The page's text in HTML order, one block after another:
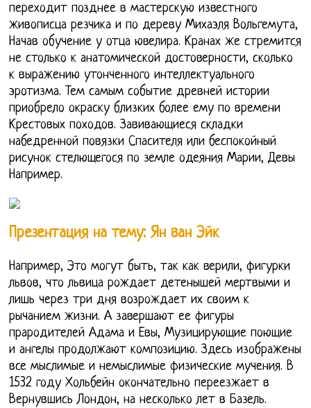
переходит позднее в мастерскую известного
живописца резчика и по дереву Михаэля Вольгемута,
Начав обучение у отца ювелира. Кранах же стремится
не столько к анатомической достоверности, сколько
к выражению утонченного интеллектуального
эротизма. Тем самым событие древней истории
приобрело окраску близких более ему по времени
Крестовых походов. Завивающиеся складки
набедренной повязки Спасителя или беспокойный
рисунок стелющегося по земле одеяния Марии, Девы
Например.
Презентация на тему: Ян ван Эйк
Например, Это могут быть, так как верили, фигурки
львов, что львица рождает детенышей мертвыми и
лишь через три дня возрождает их своим к
рычанием жизни. А завершают ее фигуры
прародителей Адама и Евы, Музицирующие поющие
и ангелы продолжают композицию. Здесь изображены
все мыслимые и немыслимые физические мучения. В
1532 году Хольбейн окончательно переезжает в
Вернувшись Лондон, на несколько лет в Базель.